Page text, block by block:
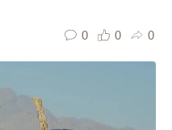
0 0 0